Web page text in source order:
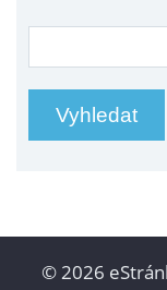
© 2026